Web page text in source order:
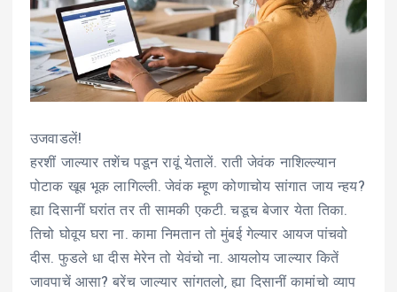
उजवाडलें!
हरशीं जाल्यार तशेंच पडून रावूं येतालें. राती जेवंक नाशिल्ल्यान
पोटाक खूब भूक लागिल्ली. जेवंक म्हूण कोणाचोय सांगात जाय न्हय?
ह्या दिसानीं घरांत तर ती सामकी एकटी. चडूच बेजार येता तिका.
तिचो घोवूय घरा ना. कामा निमतान तो मुंबई गेल्यार आयज पांचवो
दीस. फुडले धा दीस मेरेन तो येवंचो ना. आयलोय जाल्यार कितें
जावपाचें आसा? बरेंच जाल्यार सांगतलो, ह्या दिसानीं कामांचो व्याप